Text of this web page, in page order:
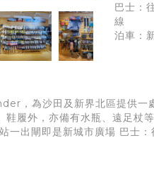
巴士：
線
泊車：
，為沙田及新界北區提供一
履外，亦備有水瓶、遠足杖
一出閘即是新城市廣場 巴士